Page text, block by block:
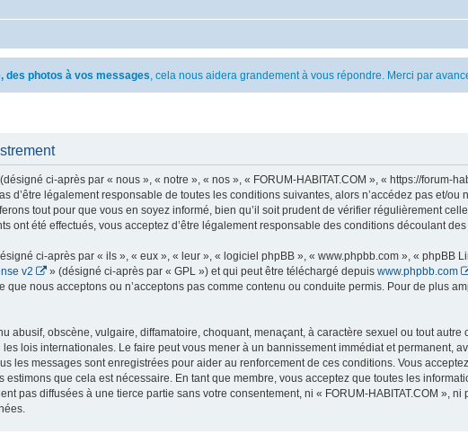
des photos à vos messages, cela nous aidera grandement à vous répondre. Merci par
ci-après par « nous », « notre », « nos », « FORUM-HABITAT.COM », « https://forum-
d’être légalement responsable de toutes les conditions suivantes, alors n’accédez pas et/ou
tout pour que vous en soyez informé, bien qu’il soit prudent de vérifier régulièrement
ont été effectués, vous acceptez d’être légalement responsable des conditions découlant
ci-après par « ils », « eux », « leur », « logiciel phpBB », « www.phpbb.com », « phpBB
v2 » (désigné ci-après par « GPL ») et qui peut être téléchargé depuis www.phpbb.com
que nous acceptons ou n’acceptons pas comme contenu ou conduite permis. Pour de plus
abusif, obscène, vulgaire, diffamatoire, choquant, menaçant, à caractère sexuel ou tout
les lois internationales. Le faire peut vous mener à un bannissement immédiat et permanent,
les messages sont enregistrées pour aider au renforcement de ces conditions. Vous
estimons que cela est nécessaire. En tant que membre, vous acceptez que toutes les
pas diffusées à une tierce partie sans votre consentement, ni « FORUM-HABITAT.COM »,